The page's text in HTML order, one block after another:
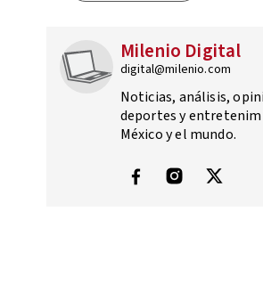
Milenio Digital
digital@milenio.com
Noticias, análisis,
deportes y
México y el mundo.